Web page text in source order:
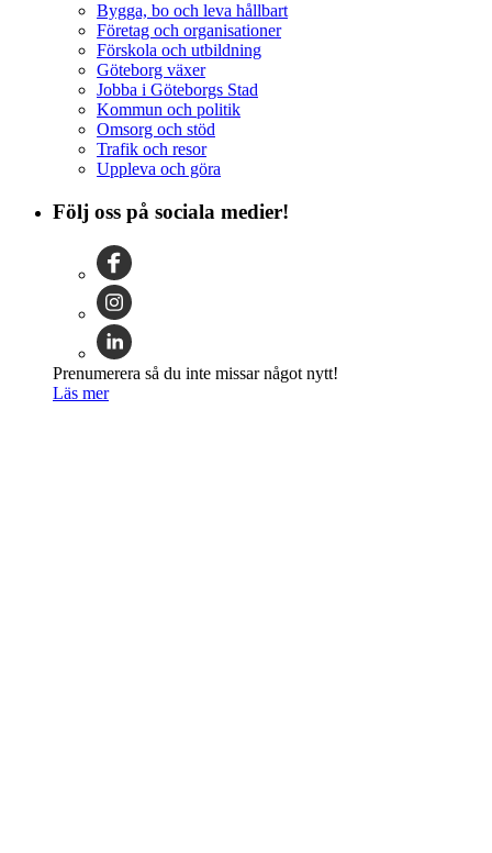
Bygga, bo och leva hållbart
Företag och organisationer
Förskola och utbildning
Göteborg växer
Jobba i Göteborgs Stad
Kommun och politik
Omsorg och stöd
Trafik och resor
Uppleva och göra
Följ oss på sociala medier!
Prenumerera så du inte missar något nytt!
Läs mer